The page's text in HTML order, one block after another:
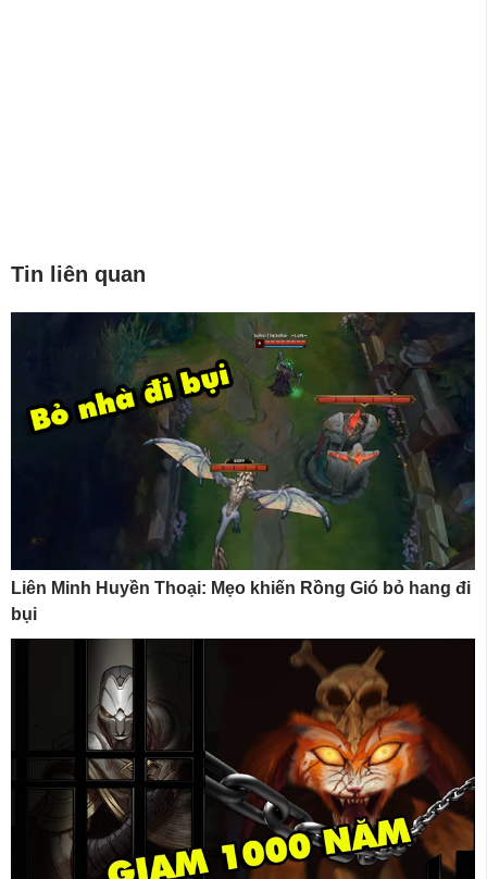
Tin liên quan
Liên Minh Huyền Thoại: Mẹo khiến Rồng Gió bỏ hang đi
bụi